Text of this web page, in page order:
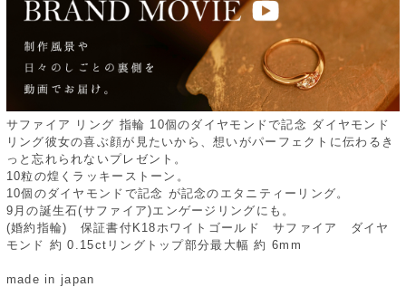
サファイア リング 指輪 10個のダイヤモンドで記念 ダイヤモンド
リング彼女の喜ぶ顔が見たいから、想いがパーフェクトに伝わるき
っと忘れられないプレゼント。
10粒の煌くラッキーストーン。
10個のダイヤモンドで記念 が記念のエタニティーリング。
9月の誕生石(サファイア)エンゲージリングにも。
(婚約指輪) 保証書付K18ホワイトゴールド サファイア ダイヤ
モンド 約 0.15ctリングトップ部分最大幅 約 6mm
made in japan